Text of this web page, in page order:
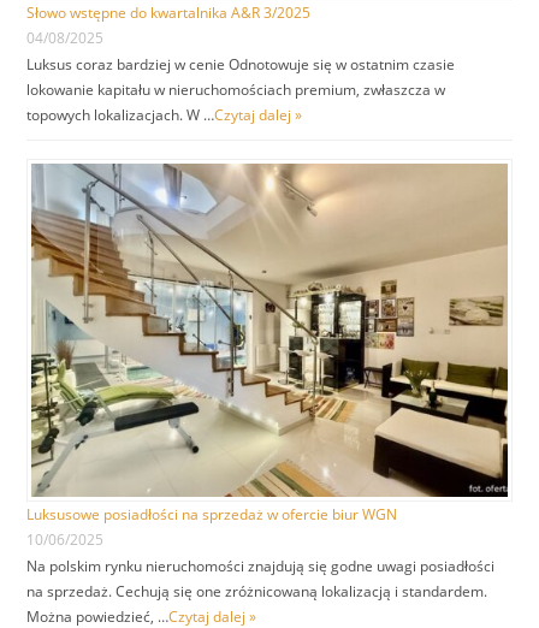
Słowo wstępne do kwartalnika A&R 3/2025
04/08/2025
Luksus coraz bardziej w cenie Odnotowuje się w ostatnim czasie
lokowanie kapitału w nieruchomościach premium, zwłaszcza w
topowych lokalizacjach. W …Czytaj dalej »
Luksusowe posiadłości na sprzedaż w ofercie biur WGN
10/06/2025
Na polskim rynku nieruchomości znajdują się godne uwagi posiadłości
na sprzedaż. Cechują się one zróżnicowaną lokalizacją i standardem.
Można powiedzieć, …Czytaj dalej »